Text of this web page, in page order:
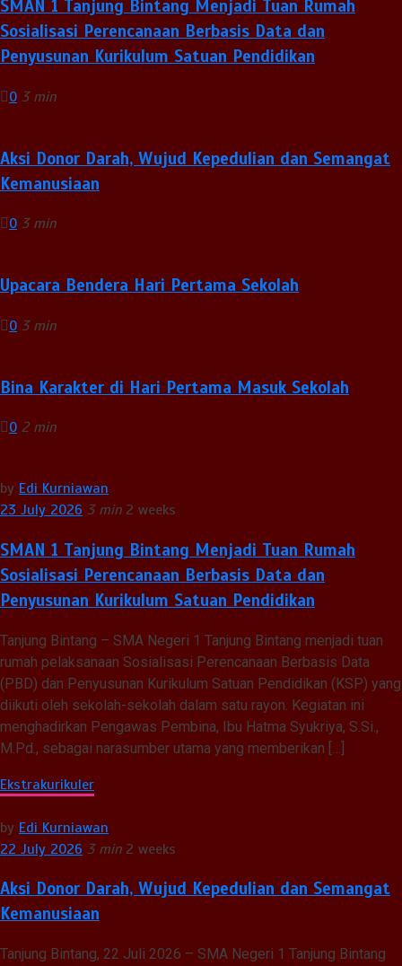
SMAN 1 Tanjung Bintang Menjadi Tuan Rumah
Sosialisasi Perencanaan Berbasis Data dan
Penyusunan Kurikulum Satuan Pendidikan
0 3 min
Aksi Donor Darah, Wujud Kepedulian dan Semangat
Kemanusiaan
0 3 min
Upacara Bendera Hari Pertama Sekolah
0 3 min
Bina Karakter di Hari Pertama Masuk Sekolah
0 2 min
by Edi Kurniawan
23 July 2026 3 min 2 weeks
SMAN 1 Tanjung Bintang Menjadi Tuan Rumah
Sosialisasi Perencanaan Berbasis Data dan
Penyusunan Kurikulum Satuan Pendidikan
Tanjung Bintang – SMA Negeri 1 Tanjung Bintang menjadi tuan
rumah pelaksanaan Sosialisasi Perencanaan Berbasis Data
(PBD) dan Penyusunan Kurikulum Satuan Pendidikan (KSP) yang
diikuti oleh sekolah-sekolah dalam satu rayon. Kegiatan ini
menghadirkan Pengawas Pembina, Ibu Hatma Syukriya, S.Si.,
M.Pd., sebagai narasumber utama yang memberikan […]
Ekstrakurikuler
by Edi Kurniawan
22 July 2026 3 min 2 weeks
Aksi Donor Darah, Wujud Kepedulian dan Semangat
Kemanusiaan
Tanjung Bintang, 22 Juli 2026 – SMA Negeri 1 Tanjung Bintang